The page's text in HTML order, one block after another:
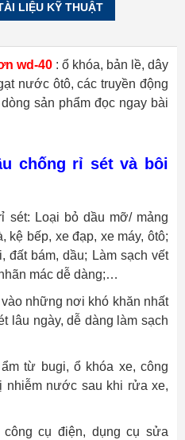
LIỆU KỸ THUẬT
wd-40 : ổ khóa, bản lề, dây
nước ôtô, các truyền động
sản phẩm đọc ngay bài
chống rỉ sét và bôi
sét: Loại bỏ dầu mỡ/ mảng
kệ bếp, xe đạp, xe máy, ôtô;
đất bám, dầu; Làm sạch vết
mác dễ dàng;…
những nơi khó khăn nhất
lâu ngày, dễ dàng làm sạch
từ bugi, ổ khóa xe, công
nhiễm nước sau khi rửa xe,
cụ điện, dụng cụ sửa